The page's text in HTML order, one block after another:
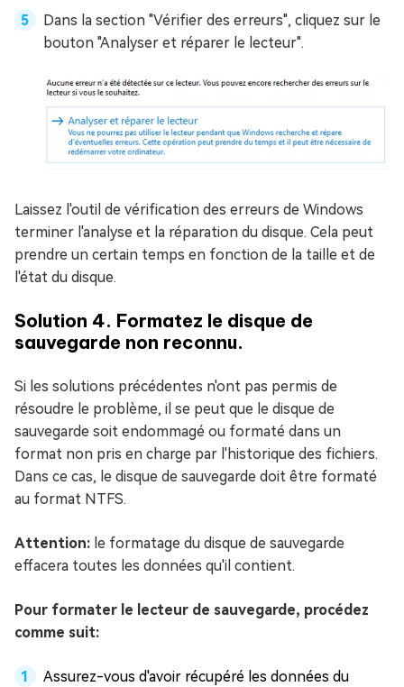
Dans la section "Vérifier des erreurs", cliquez sur le
bouton "Analyser et réparer le lecteur".
Laissez l'outil de vérification des erreurs de Windows
terminer l'analyse et la réparation du disque. Cela peut
prendre un certain temps en fonction de la taille et de
l'état du disque.
Solution 4. Formatez le disque de
sauvegarde non reconnu.
Si les solutions précédentes n'ont pas permis de
résoudre le problème, il se peut que le disque de
sauvegarde soit endommagé ou formaté dans un
format non pris en charge par l'historique des fichiers.
Dans ce cas, le disque de sauvegarde doit être formaté
au format NTFS.
Attention: le formatage du disque de sauvegarde
effacera toutes les données qu'il contient.
Pour formater le lecteur de sauvegarde, procédez
comme suit:
Assurez-vous d'avoir récupéré les données du